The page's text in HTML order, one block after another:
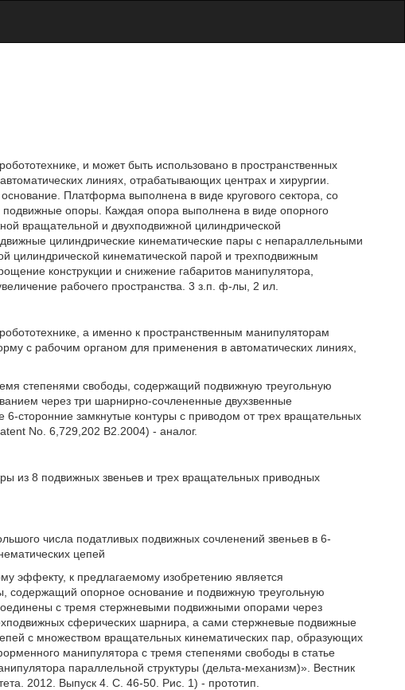
и может быть использовано в пространственных
линиях, отрабатывающих центрах и хирургии.
Платформа выполнена в виде кругового сектора, со
опоры. Каждая опора выполнена в виде опорного
вращательной и двухподвижной цилиндрической
цилиндрические кинематические пары с непараллельными
цилиндрической кинематической парой и трехподвижным
конструкции и снижение габаритов манипулятора,
рабочего пространства. 3 з.п. ф-лы, 2 ил.
а именно к пространственным манипуляторам
с рабочим органом для применения в автоматических линиях,
степенями свободы, содержащий подвижную треугольную
через три шарнирно-сочлененные двухзвенные
сторонние замкнутые контуры с приводом от трех вращательных
No. 6,729,202 B2.2004) - аналог.
из 8 подвижных звеньев и трех вращательных приводных
числа податливых подвижных сочленений звеньев в 6-
цепей
эффекту, к предлагаемому изобретению является
опорное основание и подвижную треугольную
с тремя стержневыми подвижными опорами через
сферических шарнира, а сами стержневые подвижные
с множеством вращательных кинематических пар, образующих
манипулятора с тремя степенями свободы в статье
параллельной структуры (дельта-механизм)». Вестник
2012. Выпуск 4. С. 46-50. Рис. 1) - прототип.